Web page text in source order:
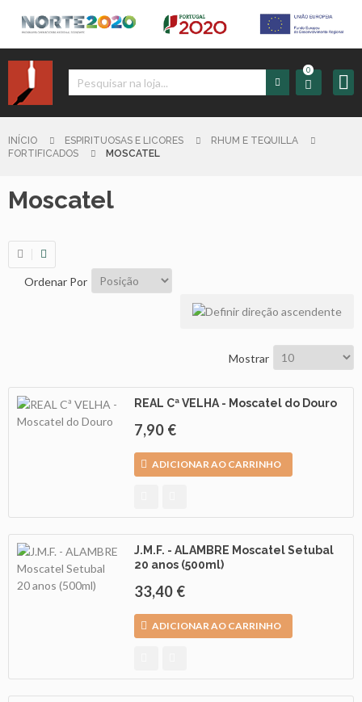
0
Sessão
Sign
up
As
Nossas
INÍCIO ESPIRITUOSAS E LICORES
RHUM E TEQUILLA
FORTIFICADOS
MOSCATEL
Moscatel
Ordenar Por
Mostrar
REAL Cª VELHA - Moscatel do Douro
7,90 €
ADICIONAR AO CARRINHO
J.M.F. - ALAMBRE Moscatel Setubal
20 anos (500ml)
33,40 €
ADICIONAR AO CARRINHO